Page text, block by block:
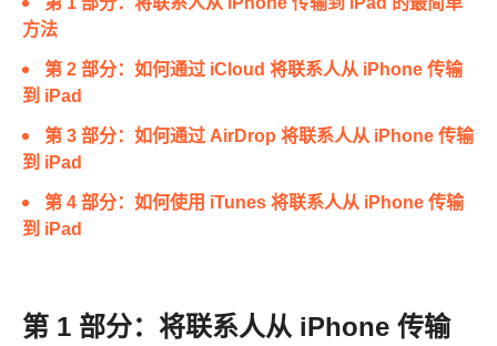
方法
第 2 部分：如何通过 iCloud 将联系人从 iPhone 传输
到 iPad
第 3 部分：如何通过 AirDrop 将联系人从 iPhone 传输
到 iPad
第 4 部分：如何使用 iTunes 将联系人从 iPhone 传输
到 iPad
第 1 部分：将联系人从 iPhone 传输